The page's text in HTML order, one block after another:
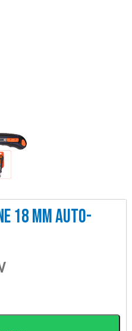
18 MM AUTO-